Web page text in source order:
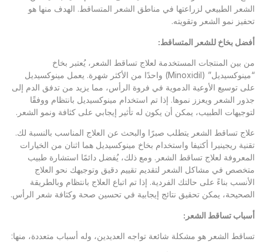
الشعر الطبيعي لزراعتها في مناطق الشعر المتساقط. الهدف منها هو
تحفيز نمو الشعر وتقويته.
أفضل بخاخ للشعر المتساقط:
من بين المنتجات المستخدمة لعلاج تساقط الشعر، يُعتبر بخاخ
“مينوكسيديل” (Minoxidil) واحدًا من الأكثر شهرة. يعمل مينوكسيديل
على توسيع الأوعية الدموية في فروة الرأس، مما يزيد من تدفق الدم إلى
جذور الشعر ويعزز نموها. إذا تم استخدام مينوكسيديل بانتظام ووفقًا
لتوجيهات الطبيب، يمكن أن يكون له تأثير إيجابي على كثافة ونمو الشعر.
علاج تساقط الشعر يتطلب صبرًا والبحث عن العلاج المناسب بالنسبة لك.
تقنية ريجينيرا أكتيفا واستخدام بخاخ مينوكسيديل هما اثنان من الخيارات
المعروفة لعلاج تساقط الشعر. ومع ذلك، يُفضل دائمًا استشارة طبيب
متخصص في مشاكل الشعر لتقديم تقييم دقيق وتوجيهك نحو العلاج
الأنسب بناءً على حالتك الفردية. إذا تم اتباع العلاج بانتظام وبالطريقة
الصحيحة، يمكن تحقيق نتائج إيجابية في تحسين صحة وكثافة شعر الرأس.
أسباب تساقط الشعر :
تساقط الشعر هو مشكلة شائعة تواجه العديدين، وله أسباب متعددة، منها: